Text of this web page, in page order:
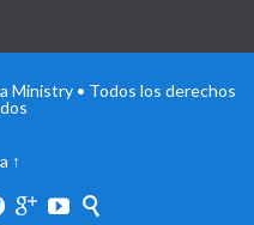
Ministry • Todos los derechos
↑
  